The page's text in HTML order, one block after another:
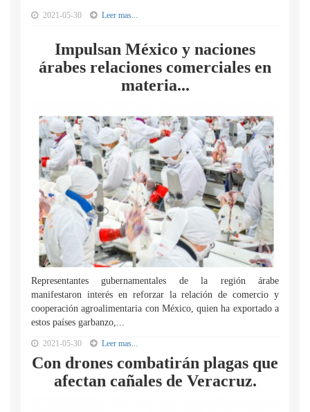
2021-05-30 Leer mas...
Impulsan México y naciones
árabes relaciones comerciales en
materia...
Representantes gubernamentales de la región árabe
manifestaron interés en reforzar la relación de comercio y
cooperación agroalimentaria con México, quien ha exportado a
estos países garbanzo,...
2021-05-30 Leer mas...
Con drones combatirán plagas que
afectan cañales de Veracruz.